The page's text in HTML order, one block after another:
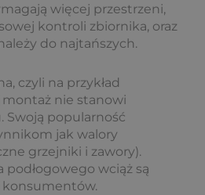
więcej przestrzeni,
kontroli zbiornika, oraz
do najtańszych.
czyli na przykład
montaż nie stanowi
Swoją popularność
jak walory
grzejniki i zawory).
podłogowego wciąż są